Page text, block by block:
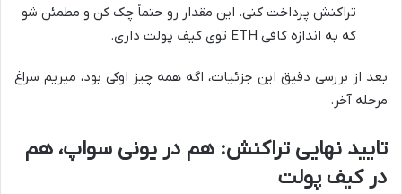
تراکنش پرداخت کنی. این مقدار رو حتماً چک کن و مطمئن شو
که به اندازه کافی ETH توی کیف پولت داری.
بعد از بررسی دقیق این جزئیات، اگه همه چیز اوکی بود، میریم سراغ
مرحله آخر.
تایید نهایی تراکنش: هم در یونی سواپ، هم
در کیف پولت